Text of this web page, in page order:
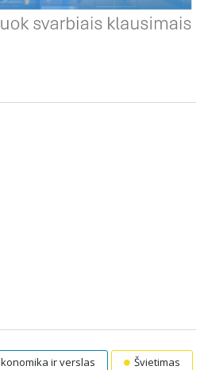
ir verslas Švietimas